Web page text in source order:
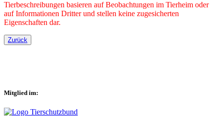
Tierbeschreibungen basieren auf Beobachtungen im Tierheim oder
auf Informationen Dritter und stellen keine zugesicherten
Eigenschaften dar.
Zurück
Mitglied im: